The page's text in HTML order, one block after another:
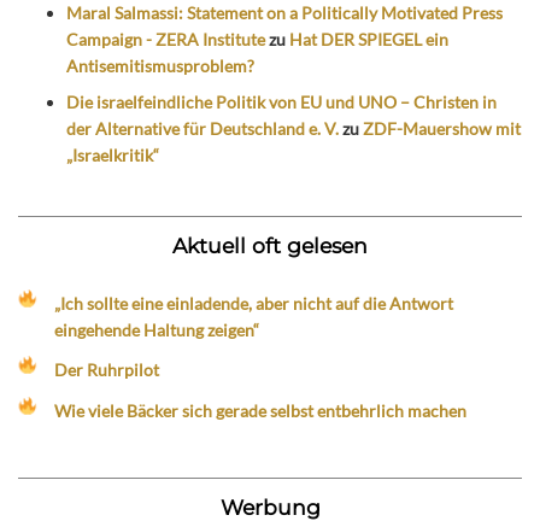
Maral Salmassi: Statement on a Politically Motivated Press
Campaign - ZERA Institutezu Hat DER SPIEGEL ein
Antisemitismusproblem?
Die israelfeindliche Politik von EU und UNO – Christen in
der Alternative für Deutschland e. V.zuZDF-Mauershow mit
„Israelkritik“
Aktuell oft gelesen
„Ich sollte eine einladende, aber nicht auf die Antwort
eingehende Haltung zeigen“
Der Ruhrpilot
Wie viele Bäcker sich gerade selbst entbehrlich machen
Werbung